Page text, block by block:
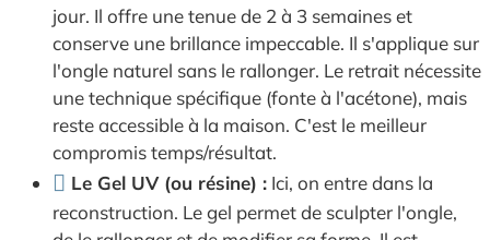
jour. Il offre une tenue de 2 à 3 semaines et
conserve une brillance impeccable. Il s'applique sur
l'ongle naturel sans le rallonger. Le retrait nécessite
une technique spécifique (fonte à l'acétone), mais
reste accessible à la maison. C'est le meilleur
compromis temps/résultat.
Le Gel UV (ou résine) : Ici, on entre dans la
reconstruction. Le gel permet de sculpter l'ongle,